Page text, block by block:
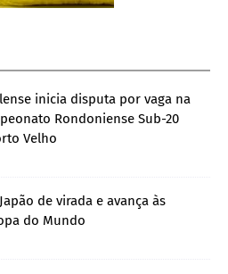
inicia disputa por vaga na
Rondoniense Sub-20
Velho
de virada e avança às
do Mundo